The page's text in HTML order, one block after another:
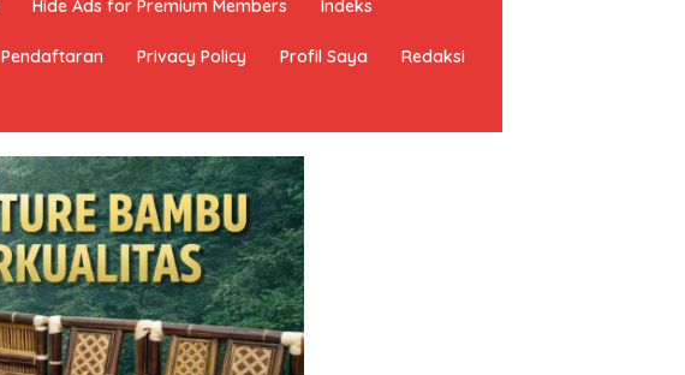
Hide Ads for Premium Members Indeks
Pendaftaran Privacy Policy Profil Saya Redaksi